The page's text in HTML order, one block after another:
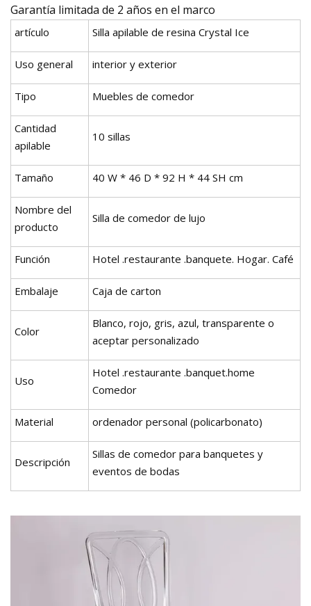
Garantía limitada de 2 años en el marco
artículo Silla apilable de resina Crystal Ice
Uso general interior y exterior
Tipo Muebles de comedor
Cantidad
apilable
10 sillas
Tamaño 40 W * 46 D * 92 H * 44 SH cm
Nombre del
producto
Silla de comedor de lujo
Función Hotel .restaurante .banquete. Hogar. Café
Embalaje Caja de carton
Color
Blanco, rojo, gris, azul, transparente o
aceptar personalizado
Uso
Hotel .restaurante .banquet.home
Comedor
Material ordenador personal (policarbonato)
Descripción
Sillas de comedor para banquetes y
eventos de bodas